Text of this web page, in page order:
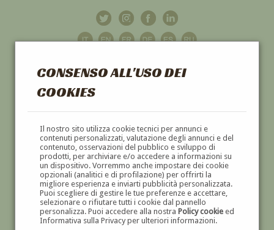
CONSENSO ALL'USO DEI
COOKIES
Il nostro sito utilizza cookie tecnici per annunci e
contenuti personalizzati, valutazione degli annunci e del
contenuto, osservazioni del pubblico e sviluppo di
prodotti, per archiviare e/o accedere a informazioni su
un dispositivo. Vorremmo anche impostare dei cookie
opzionali (analitici e di profilazione) per offrirti la
migliore esperienza e inviarti pubblicità personalizzata.
Puoi scegliere di gestire le tue preferenze e accettare,
selezionare o rifiutare tutti i cookie dal pannello
personalizza. Puoi accedere alla nostra Policy cookieed
Informativa sulla Privacy per ulteriori informazioni.
GALLERIAD'ARTE
DIPINTI E SCULTURE '800 E '900